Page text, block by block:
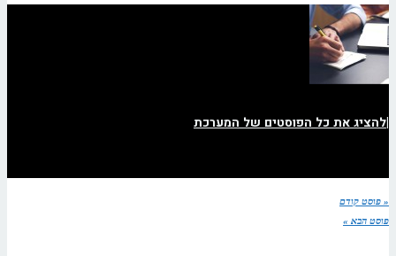
|להציג את כל הפוסטים של המערכת
« פוסט קודם
פוסט הבא »